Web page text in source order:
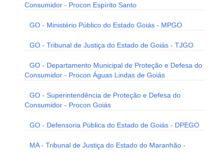
Consumidor - Procon Espírito Santo
GO - Ministério Público do Estado Goiás - MPGO
GO - Tribunal de Justiça do Estado de Goiás - TJGO
GO - Departamento Municipal de Proteção e Defesa do
Consumidor - Procon Águas Lindas de Goiás
GO - Superintendência de Proteção e Defesa do
Consumidor - Procon Goiás
GO - Defensoria Pública do Estado de Goiás - DPEGO
MA - Tribunal de Justiça do Estado do Maranhão -